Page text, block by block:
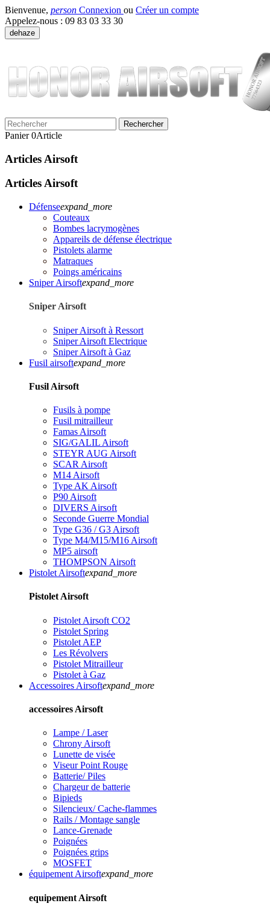
Bienvenue, person Connexion ou Créer un compte
Appelez-nous : 09 83 03 33 30
dehaze
Rechercher
Panier 0Article
Articles Airsoft
Articles Airsoft
Défenseexpand_more
Couteaux
Bombes lacrymogènes
Appareils de défense électrique
Pistolets alarme
Matraques
Poings américains
Sniper Airsoftexpand_more
Sniper Airsoft
Sniper Airsoft à Ressort
Sniper Airsoft Electrique
Sniper Airsoft à Gaz
Fusil airsoftexpand_more
Fusil Airsoft
Fusils à pompe
Fusil mitrailleur
Famas Airsoft
SIG/GALIL Airsoft
STEYR AUG Airsoft
SCAR Airsoft
M14 Airsoft
Type AK Airsoft
P90 Airsoft
DIVERS Airsoft
Seconde Guerre Mondial
Type G36 / G3 Airsoft
Type M4/M15/M16 Airsoft
MP5 airsoft
THOMPSON Airsoft
Pistolet Airsoftexpand_more
Pistolet Airsoft
Pistolet Airsoft CO2
Pistolet Spring
Pistolet AEP
Les Révolvers
Pistolet Mitrailleur
Pistolet à Gaz
Accessoires Airsoftexpand_more
accessoires Airsoft
Lampe / Laser
Chrony Airsoft
Lunette de visée
Viseur Point Rouge
Batterie/ Piles
Chargeur de batterie
Bipieds
Silencieux/ Cache-flammes
Rails / Montage sangle
Lance-Grenade
Poignées
Poignées grips
MOSFET
équipement Airsoftexpand_more
equipement Airsoft